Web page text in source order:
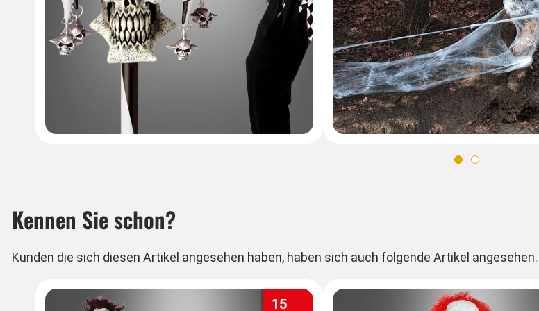
Kennen Sie schon?
Kunden die sich diesen Artikel angesehen haben, haben sich auch folgende Artikel angesehen.
15